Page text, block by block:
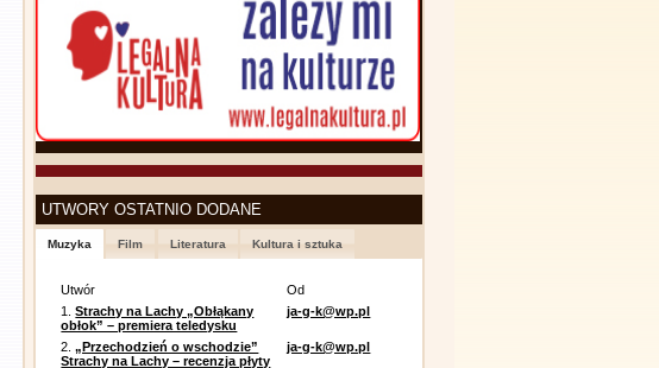
UTWORY OSTATNIO DODANE
Muzyka Film Literatura Kultura i sztuka
Utwór
Od
1.Strachy na Lachy „Obłąkany
obłok” – premiera teledysku
ja-g-k@wp.pl
2.„Przechodzień o wschodzie”
Strachy na Lachy – recenzja płyty
ja-g-k@wp.pl